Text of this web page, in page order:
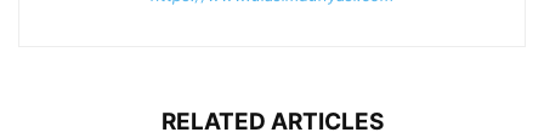
RELATED ARTICLES